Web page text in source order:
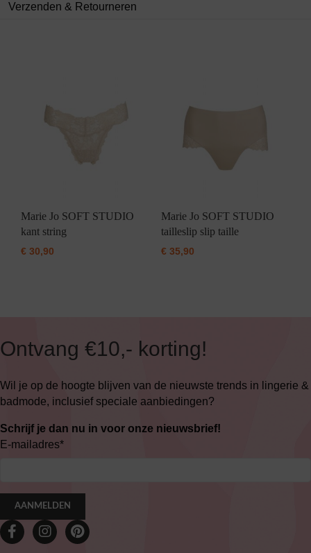
Verzenden & Retourneren
Marie Jo SOFT STUDIO
kant string
€ 30,90
Marie Jo SOFT STUDIO
tailleslip slip taille
€35,90
Ontvang €10,- korting!
Wil je op de hoogte blijven van de nieuwste trends in lingerie &
badmode, inclusief speciale aanbiedingen?
Schrijf je dan nu in voor onze nieuwsbrief!
E-mailadres*
AANMELDEN